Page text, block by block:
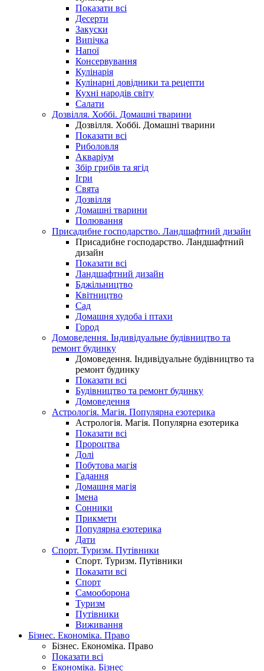
Показати всі
Десерти
Закуски
Випічка
Напої
Консервування
Кулінарія
Кулінарні довідники та рецепти
Кухні народів світу
Салати
Дозвілля. Хоббі. Домашні тварини
Дозвілля. Хоббі. Домашні тварини
Показати всі
Риболовля
Акваріум
Збір грибів та ягід
Ігри
Свята
Дозвілля
Домашні тварини
Полювання
Присадибне господарство. Ландшафтний дизайн
Присадибне господарство. Ландшафтний
дизайн
Показати всі
Ландшафтний дизайн
Бджільництво
Квітництво
Сад
Домашня худоба і птахи
Город
Домоведення. Індивідуальне будівництво та
ремонт будинку
Домоведення. Індивідуальне будівництво та
ремонт будинку
Показати всі
Будівництво та ремонт будинку
Домоведення
Астрологія. Магія. Популярна езотерика
Астрологія. Магія. Популярна езотерика
Показати всі
Пророцтва
Долі
Побутова магія
Гадання
Домашня магія
Імена
Сонники
Прикмети
Популярна езотерика
Дати
Спорт. Туризм. Путівники
Спорт. Туризм. Путівники
Показати всі
Спорт
Самооборона
Туризм
Путівники
Виживання
Бізнес. Економіка. Право
Бізнес. Економіка. Право
Показати всі
Економіка. Бізнес